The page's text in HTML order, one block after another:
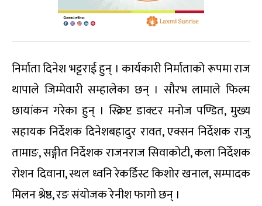
निर्माता दिनेश भट्टराई हुन् । कार्यकारी निर्माताको रूपमा राज
थापाले जिम्मेवारी सम्हालेका छन् । सौरभ लामाले फिल्म
छायांकन गरेका हुन् । स्क्रिप्ट डाक्टर मनोज पण्डित, मुख्य
सहायक निर्देशक दिनेशबहादुर रावत, एक्सन निर्देशक राजु
तामाङ, सङ्गीत निर्देशक राजनराज सिवाकोटी, कला निर्देशक
रोशन दिवाना, स्थल ध्वनि रेकर्डिस्ट किशोर खनाल, सम्पादक
मिलन श्रेष्ठ, रङ संयोजक रेनीश फागो छन् ।